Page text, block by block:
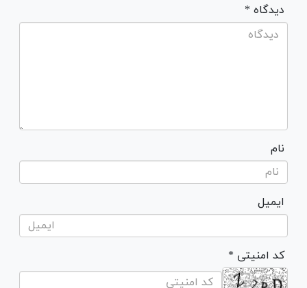
* دیدگاه
نام
ایمیل
* کد امنیتی